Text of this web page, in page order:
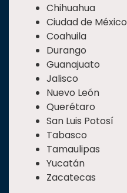
Chihuahua
Ciudad de México
Coahuila
Durango
Guanajuato
Jalisco
Nuevo León
Querétaro
San Luis Potosí
Tabasco
Tamaulipas
Yucatán
Zacatecas